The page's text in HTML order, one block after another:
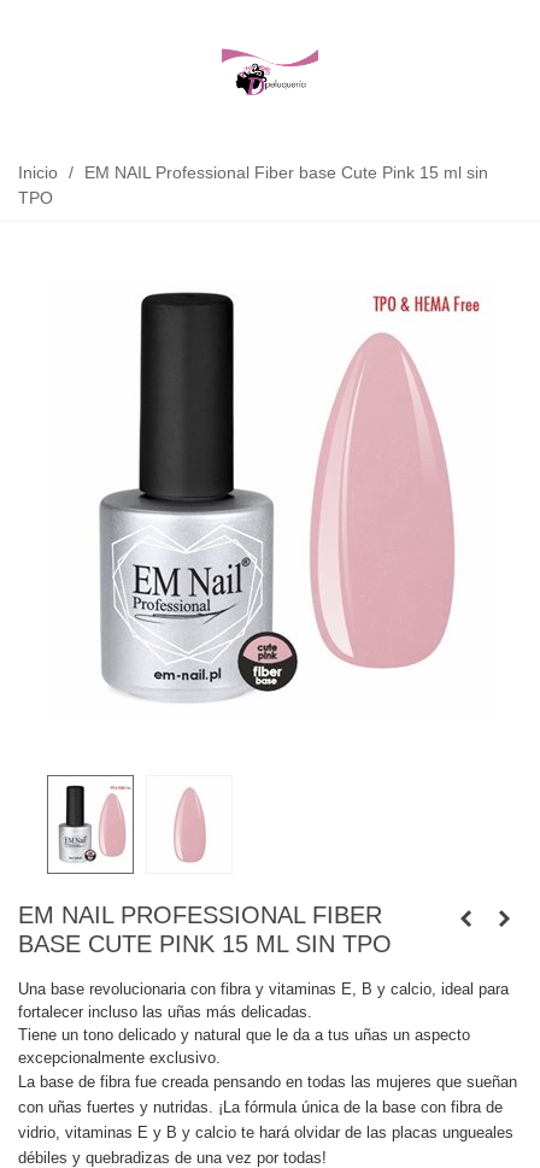
Inicio /
EM NAIL Professional Fiber base Cute Pink 15 ml sin
TPO
EM NAIL PROFESSIONAL FIBER
BASE CUTE PINK 15 ML SIN TPO
Una base revolucionaria con fibra y vitaminas E, B y calcio, ideal para
fortalecer incluso las uñas más delicadas.
Tiene un tono delicado y natural que le da a tus uñas un aspecto
excepcionalmente exclusivo.
La base de fibra fue creada pensando en todas las mujeres que sueñan
con uñas fuertes y nutridas. ¡La fórmula única de la base con fibra de
vidrio, vitaminas E y B y calcio te hará olvidar de las placas ungueales
débiles y quebradizas de una vez por todas!